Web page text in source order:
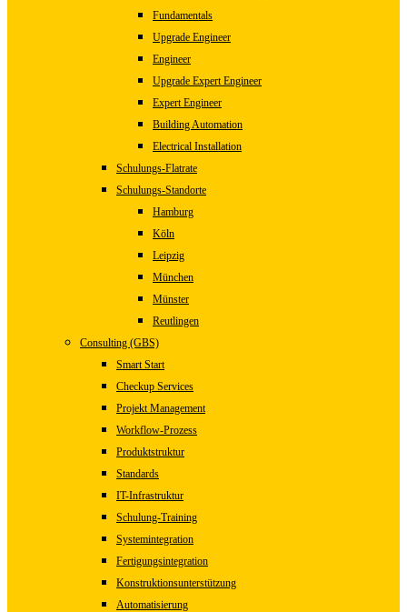
Fundamentals
Upgrade Engineer
Engineer
Upgrade Expert Engineer
Expert Engineer
Building Automation
Electrical Installation
Schulungs-Flatrate
Schulungs-Standorte
Hamburg
Köln
Leipzig
München
Münster
Reutlingen
Consulting (GBS)
Smart Start
Checkup Services
Projekt Management
Workflow-Prozess
Produktstruktur
Standards
IT-Infrastruktur
Schulung-Training
Systemintegration
Fertigungsintegration
Konstruktionsunterstützung
Automatisierung